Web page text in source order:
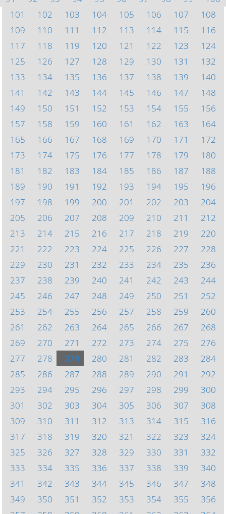
101
102 103 104 105 106 107
108
109
110 111 112 113 114 115
116
117
118 119 120 121 122 123
124
125
126 127 128 129 130 131
132
133
134 135 136 137 138 139
140
141
142 143 144 145 146 147
148
149
150 151 152 153 154 155
156
157
158 159 160 161 162 163
164
165
166 167 168 169 170 171
172
173
174 175 176 177 178 179
180
181
182 183 184 185 186 187
188
189
190 191 192 193 194 195
196
197
198 199 200 201 202 203
204
205
206 207 208 209 210 211
212
213
214 215 216 217 218 219
220
221
222 223 224 225 226 227
228
229
230 231 232 233 234 235
236
237
238 239 240 241 242 243
244
245
246 247 248 249 250 251
252
253
254 255 256 257 258 259
260
261
262 263 264 265 266 267
268
269
270 271 272 273 274 275
276
277
278 279 280 281 282 283
284
285
286 287 288 289 290 291
292
293
294 295 296 297 298 299
300
301
302 303 304 305 306 307
308
309
310 311 312 313 314 315
316
317
318 319 320 321 322 323
324
325
326 327 328 329 330 331
332
333
334 335 336 337 338 339
340
341
342 343 344 345 346 347
348
349
350 351 352 353 354 355
356